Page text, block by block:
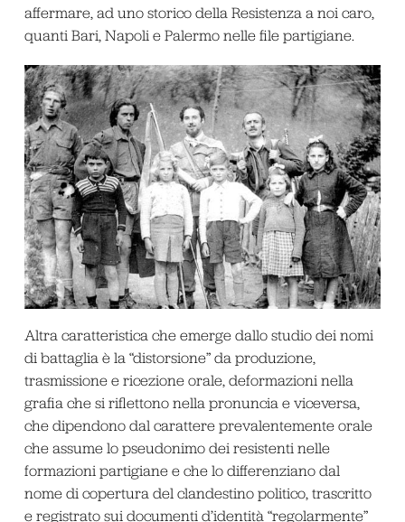
affermare, ad uno storico della Resistenza a noi caro,
quanti Bari, Napoli e Palermo nelle file partigiane.
Altra caratteristica che emerge dallo studio dei nomi
di battaglia è la “distorsione” da produzione,
trasmissione e ricezione orale, deformazioni nella
grafia che si riflettono nella pronuncia e viceversa,
che dipendono dal carattere prevalentemente orale
che assume lo pseudonimo dei resistenti nelle
formazioni partigiane e che lo differenziano dal
nome di copertura del clandestino politico, trascritto
e registrato sui documenti d’identità “regolarmente”